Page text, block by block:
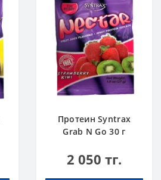
Протеин Syntrax
Grab N Go 30 г
2 050 тг.